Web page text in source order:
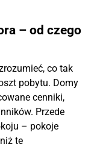
– od czego
co tak
pobytu. Domy
cenniki,
Przede
– pokoje
te